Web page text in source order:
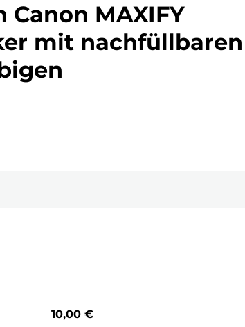
Canon MAXIFY
mit nachfüllbaren
10,00 €